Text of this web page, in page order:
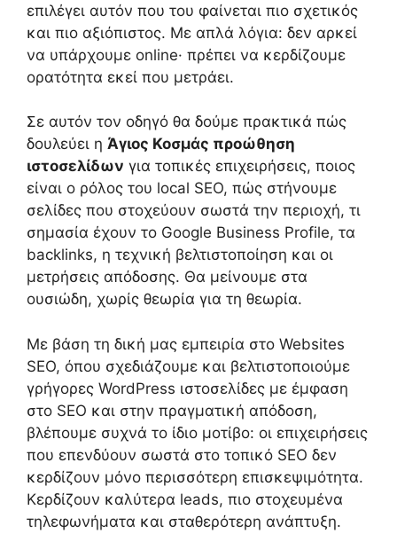
επιλέγει αυτόν που του φαίνεται πιο σχετικός
και πιο αξιόπιστος. Με απλά λόγια: δεν αρκεί
να υπάρχουμε online· πρέπει να κερδίζουμε
ορατότητα εκεί που μετράει.
Σε αυτόν τον οδηγό θα δούμε πρακτικά πώς
δουλεύει η Άγιος Κοσμάς προώθηση
ιστοσελίδων για τοπικές επιχειρήσεις, ποιος
είναι ο ρόλος του local SEO, πώς στήνουμε
σελίδες που στοχεύουν σωστά την περιοχή, τι
σημασία έχουν το Google Business Profile, τα
backlinks, η τεχνική βελτιστοποίηση και οι
μετρήσεις απόδοσης. Θα μείνουμε στα
ουσιώδη, χωρίς θεωρία για τη θεωρία.
Με βάση τη δική μας εμπειρία στο Websites
SEO, όπου σχεδιάζουμε και βελτιστοποιούμε
γρήγορες WordPress ιστοσελίδες με έμφαση
στο SEO και στην πραγματική απόδοση,
βλέπουμε συχνά το ίδιο μοτίβο: οι επιχειρήσεις
που επενδύουν σωστά στο τοπικό SEO δεν
κερδίζουν μόνο περισσότερη επισκεψιμότητα.
Κερδίζουν καλύτερα leads, πιο στοχευμένα
τηλεφωνήματα και σταθερότερη ανάπτυξη.